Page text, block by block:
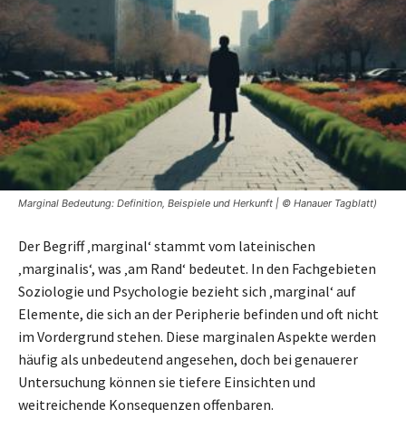
Marginal Bedeutung: Definition, Beispiele und Herkunft | © Hanauer Tagblatt)
Der Begriff ‚marginal‘ stammt vom lateinischen
‚marginalis‘, was ‚am Rand‘ bedeutet. In den Fachgebieten
Soziologie und Psychologie bezieht sich ‚marginal‘ auf
Elemente, die sich an der Peripherie befinden und oft nicht
im Vordergrund stehen. Diese marginalen Aspekte werden
häufig als unbedeutend angesehen, doch bei genauerer
Untersuchung können sie tiefere Einsichten und
weitreichende Konsequenzen offenbaren.